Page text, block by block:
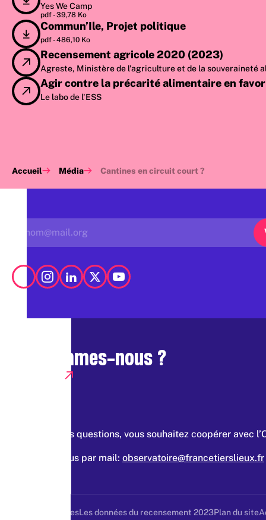
Yes We Camp
pdf -39,78 Ko
Commun’Ile, Projet politique
pdf -486,10 Ko
Recensement agricole 2020 (2023)
Agreste, Ministère de l'agriculture et de la souveraineté
Agir contre la précarité alimentaire en
Le labo de l'ESS
Accueil Média Cantines en circuit court ?
Qui sommes-nous ?
Vous avez des questions, vous souhaitez coopérer avec
Contacter nous par mail: observatoire@francetierslieux.fr
Mentions légalesLes données du recensement 2023Plan du site